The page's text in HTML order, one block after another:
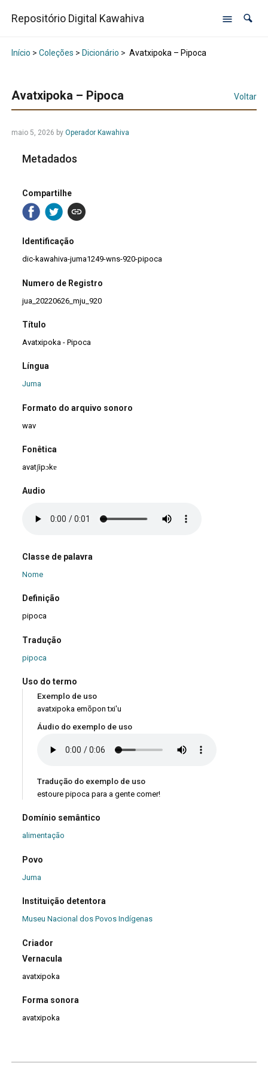
Repositório Digital Kawahiva
Início > Coleções > Dicionário > Avatxipoka – Pipoca
Avatxipoka – Pipoca Voltar
maio 5, 2026 by Operador Kawahiva
Metadados
Compartilhe
Identificação
dic-kawahiva-juma1249-wns-920-pipoca
Numero de Registro
jua_20220626_mju_920
Título
Avatxipoka - Pipoca
Língua
Juma
Formato do arquivo sonoro
wav
Fonêtica
avatʃipɔkɐ
Audio
Classe de palavra
Nome
Definição
pipoca
Tradução
pipoca
Uso do termo
Exemplo de uso
avatxipoka emõpon txi'u
Áudio do exemplo de uso
Tradução do exemplo de uso
estoure pipoca para a gente comer!
Domínio semântico
alimentação
Povo
Juma
Instituição detentora
Museu Nacional dos Povos Indígenas
Criador
Vernacula
avatxipoka
Forma sonora
avatxipoka